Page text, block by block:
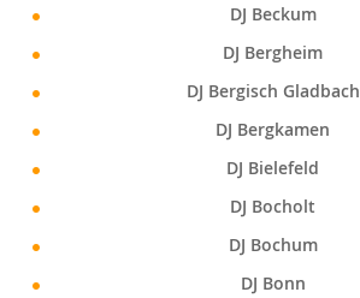
DJ Beckum
DJ Bergheim
DJ Bergisch Gladbach
DJ Bergkamen
DJ Bielefeld
DJ Bocholt
DJ Bochum
DJ Bonn